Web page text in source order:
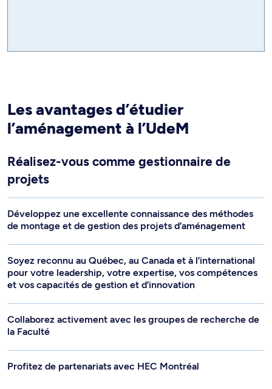
Les avantages d’étudier
l’aménagement à l’UdeM
Réalisez-vous comme gestionnaire de
projets
Développez une excellente connaissance des méthodes
de montage et de gestion des projets d’aménagement
Soyez reconnu au Québec, au Canada et à l’international
pour votre leadership, votre expertise, vos compétences
et vos capacités de gestion et d’innovation
Collaborez activement avec les groupes de recherche de
la Faculté
Profitez de partenariats avec HEC Montréal